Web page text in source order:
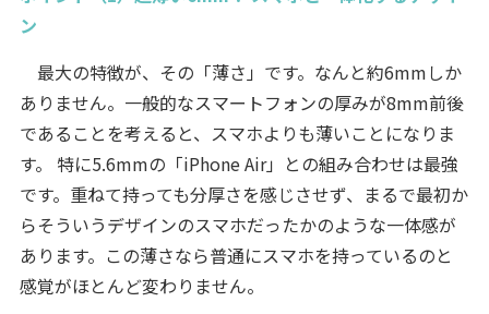
ン
最大の特徴が、その「薄さ」です。なんと約6mmしか
ありません。一般的なスマートフォンの厚みが8mm前後
であることを考えると、スマホよりも薄いことになりま
す。 特に5.6mmの「iPhone Air」との組み合わせは最強
です。重ねて持っても分厚さを感じさせず、まるで最初か
らそういうデザインのスマホだったかのような一体感が
あります。この薄さなら普通にスマホを持っているのと
感覚がほとんど変わりません。